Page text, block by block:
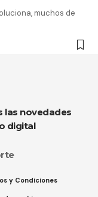
muchos de
digital
y Condiciones